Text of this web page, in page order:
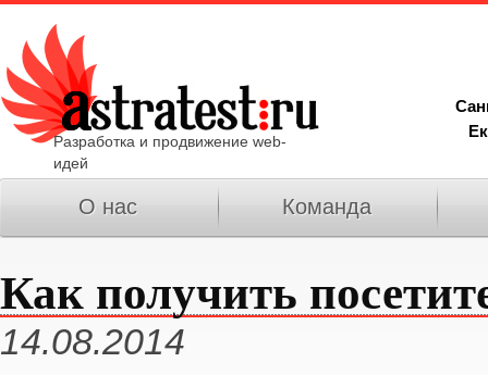
Разработка и продвижение web-
идей
О нас Команда
Как получить
14.08.2014